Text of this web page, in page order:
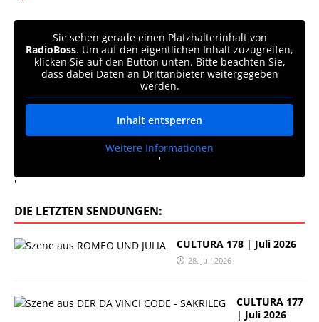
Sie sehen gerade einen Platzhalterinhalt von
RadioBoss. Um auf den eigentlichen Inhalt zuzugreifen,
klicken Sie auf den Button unten. Bitte beachten Sie,
dass dabei Daten an Drittanbieter weitergegeben
werden.
Inhalt entsperren
Weitere Informationen
'
'
DIE LETZTEN SENDUNGEN:
CULTURA 178 | Juli 2026
28. Juli 2026
CULTURA 177
| Juli 2026